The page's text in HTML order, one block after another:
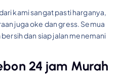
kami sangat pasti harganya,
juga oke dan gress. Semua
dan siap jalan menemani
24 jam Murah